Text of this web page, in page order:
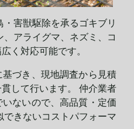
害獣駆除を承るゴキブリ
アライグマ、ネズミ、コ
く対応可能です。
づき、現地調査から見積
して行います。 仲介業者
ないので、高品質・定価
きないコストパフォーマ